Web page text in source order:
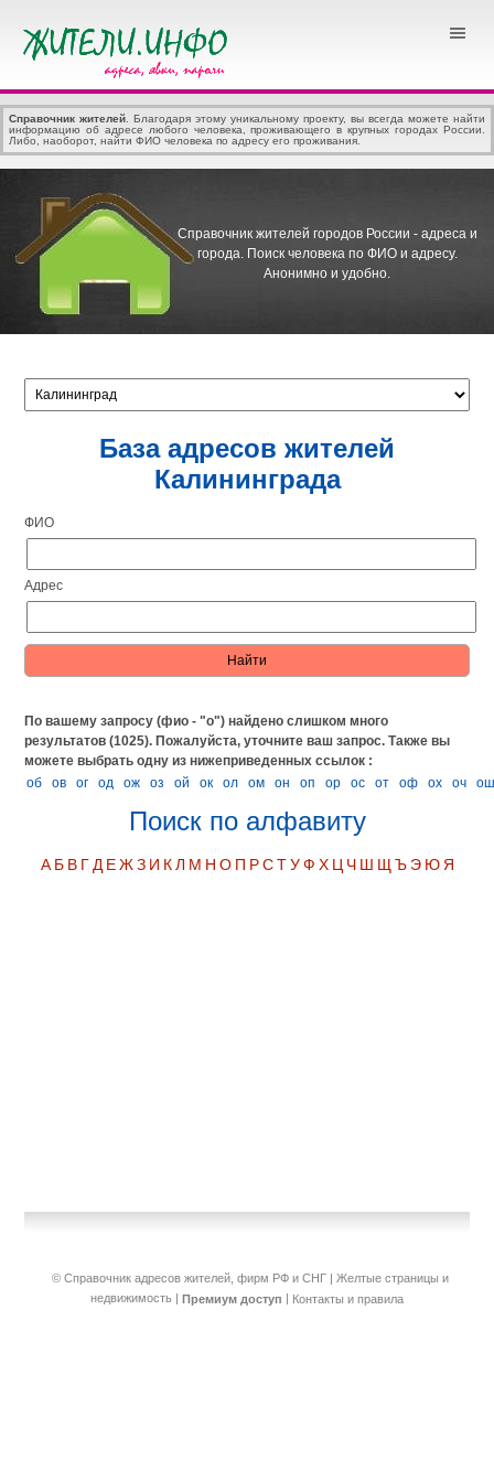
Справочник жителей . Благодаря этому уникальному проекту, вы всегда можете найти
информацию об адресе любого человека, проживающего в крупных городах России.
Либо, наоборот, найти ФИО человека по адресу его проживания.
Справочник жителей городов России - адреса и
города. Поиск человека по ФИО и адресу.
Анонимно и удобно.
База адресов жителей
Калининграда
ФИО
Адрес
По вашему запросу (фио - "о") найдено слишком много
результатов (1025). Пожалуйста, уточните ваш запрос.Также вы
можете выбрать одну из нижеприведенных ссылок :
об
ов ог од ож оз ой ок ол ом он оп ор ос от оф ох оч
Поиск по алфавиту
А Б В Г Д Е Ж З И К Л М Н О П Р С Т У Ф Х Ц Ч Ш Щ Ъ Э Ю Я
© Справочник адресов жителей, фирм РФ и СНГ | Желтые страницы и
недвижимость | Премиум доступ | Контакты и правила